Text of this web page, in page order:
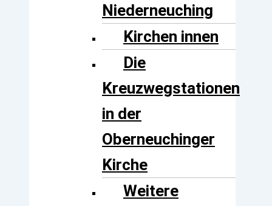
Niederneuching
Kirchen innen
Die
Kreuzwegstationen
in der
Oberneuchinger
Kirche
Weitere